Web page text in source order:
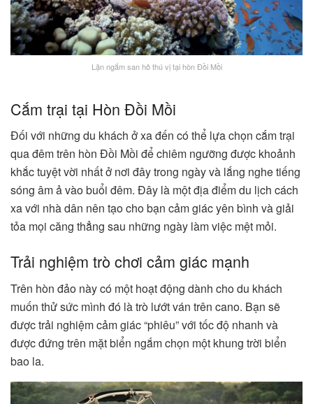
Lặn ngắm san hô thú vị tại hòn Đồi Mồi
Cắm trại tại Hòn Đồi Mồi
Đối với những du khách ở xa đến có thể lựa chọn cắm trại
qua đêm trên hòn Đồi Mồi để chiêm ngưỡng được khoảnh
khắc tuyệt vời nhất ở nơi đây trong ngày và lắng nghe tiếng
sóng âm ả vào buổi đêm. Đây là một địa điểm du lịch cách
xa với nhà dân nên tạo cho bạn cảm giác yên bình và giải
tỏa mọi căng thẳng sau những ngày làm việc mệt mỏi.
Trải nghiệm trò chơi cảm giác mạnh
Trên hòn đảo này có một hoạt động dành cho du khách
muốn thử sức mình đó là trò lướt ván trên cano. Bạn sẽ
được trải nghiệm cảm giác “phiêu” với tốc độ nhanh và
được đứng trên mặt biển ngắm chọn một khung trời biển
bao la.